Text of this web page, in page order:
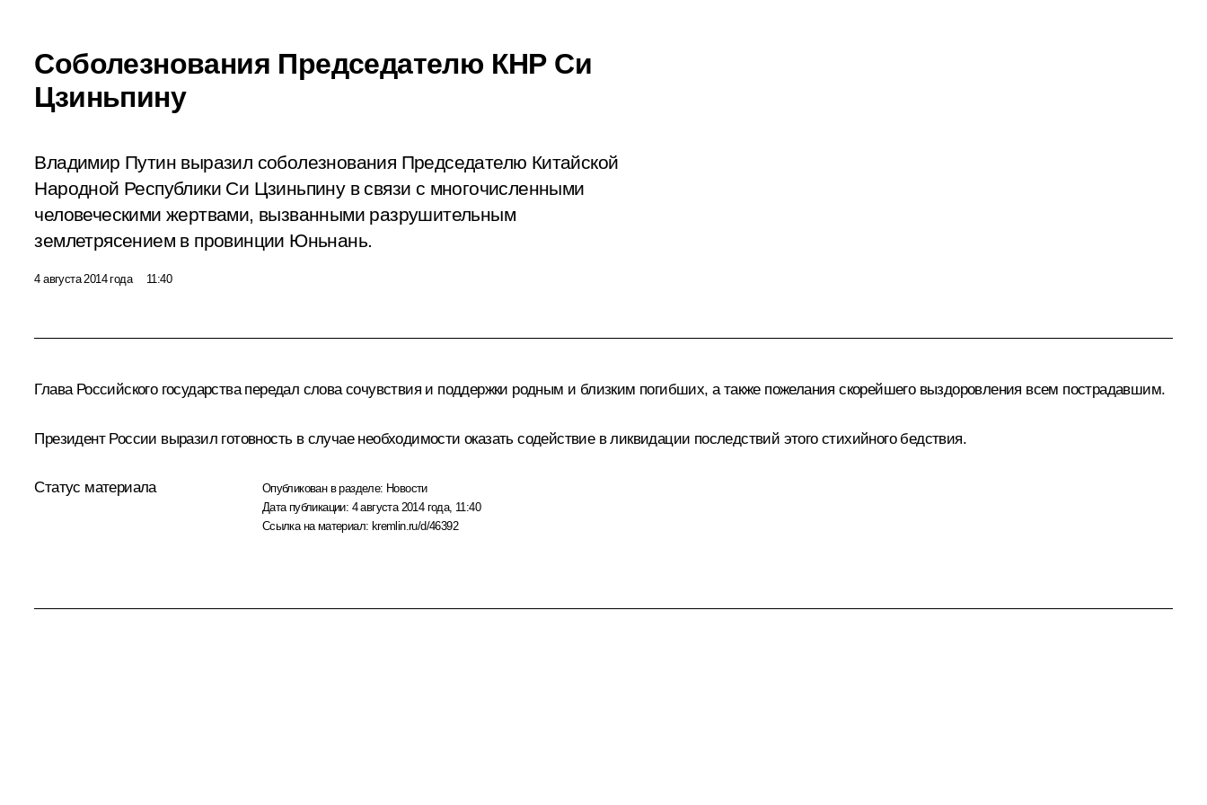
Соболезнования Председателю КНР Си
Цзиньпину
Владимир Путин выразил соболезнования Председателю Китайской
Народной Республики Си Цзиньпину в связи с многочисленными
человеческими жертвами, вызванными разрушительным
землетрясением в провинции Юньнань.
4 августа 2014 года 11:40
Глава Российского государства передал слова сочувствия и поддержки родным и близким погибших, а также пожелания скорейшего выздоровления всем пострадавшим.
Президент России выразил готовность в случае необходимости оказать содействие в ликвидации последствий этого стихийного бедствия.
Статус материала Опубликован в разделе: Новости
Дата публикации: 4 августа 2014 года, 11:40
Ссылка на материал: kremlin.ru/d/46392